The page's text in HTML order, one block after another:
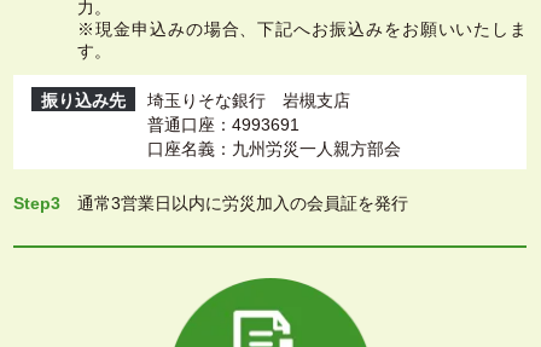
力。
※現金申込みの場合、下記へお振込みをお願いいたしま
す。
振り込み先
埼玉りそな銀行 岩槻支店
普通口座：4993691
口座名義：九州労災一人親方部会
Step3 通常3営業日以内に労災加入の会員証を発行